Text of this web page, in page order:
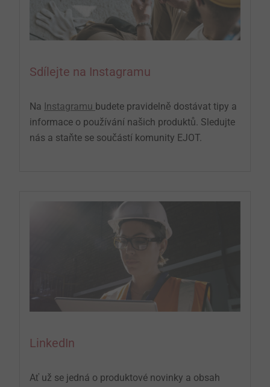
Sdílejte na Instagramu
Na Instagramu budete pravidelně dostávat tipy a
informace o používání našich produktů. Sledujte
nás a staňte se součástí komunity EJOT.
LinkedIn
Ať už se jedná o produktové novinky a obsah